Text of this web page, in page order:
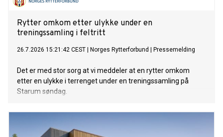
Rytter omkom etter ulykke under en
treningssamling i feltritt
26.7.2026 15:21:42 CEST Norges Rytterforbund Pressemelding
Det er med stor sorg at vi meddeler at en rytter omkom
etter en ulykke i terrenget under en treningssamling på
Starum søndag.